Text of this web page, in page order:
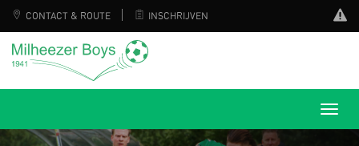
CONTACT & ROUTE INSCHRIJVEN